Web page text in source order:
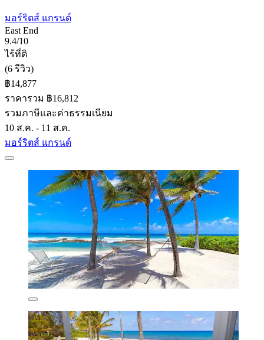
มอร์ริตส์ แกรนด์
East End
9.4/10
ไร้ที่ติ
(6 รีวิว)
฿14,877
ราคารวม ฿16,812
รวมภาษีและค่าธรรมเนียม
10 ส.ค. - 11 ส.ค.
มอร์ริตส์ แกรนด์